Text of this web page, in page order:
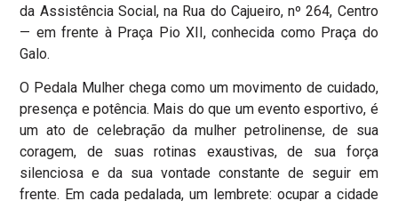
da Assistência Social, na Rua do Cajueiro, nº 264, Centro
— em frente à Praça Pio XII, conhecida como Praça do
Galo.
O Pedala Mulher chega como um movimento de cuidado,
presença e potência. Mais do que um evento esportivo, é
um ato de celebração da mulher petrolinense, de sua
coragem, de suas rotinas exaustivas, de sua força
silenciosa e da sua vontade constante de seguir em
frente. Em cada pedalada, um lembrete: ocupar a cidade